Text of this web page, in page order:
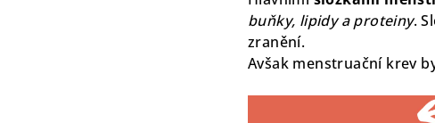
buňky, lipidy a proteiny.
zranění.
Avšak menstruační krev